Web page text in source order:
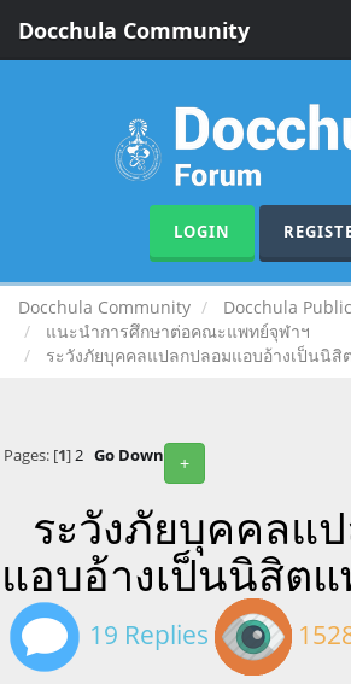
Docchula Community
LOGIN
Docchula Community
Docchula
แนะนำการศึกษาต่อคณะแพทย์จุฬาฯ
ระวังภัยบุคคลแปลกปลอมแอบอ้างเป็นนิสิ
+
Pages: [1]2 Go Down
ระวังภัยบุคคลแ
แอบอ้างเป็นนิสิต
19 Replies